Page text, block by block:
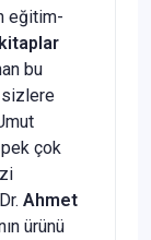
eğitim-
kitaplar
bu
sizlere
çok
Ahmet
ürünü